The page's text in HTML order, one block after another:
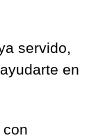
servido,
en